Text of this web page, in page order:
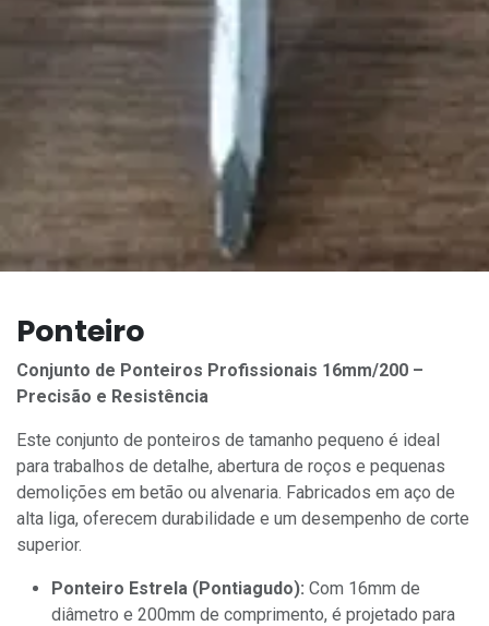
Ponteiro
Conjunto de Ponteiros Profissionais 16mm/200 –
Precisão e Resistência
Este conjunto de ponteiros de tamanho pequeno é ideal
para trabalhos de detalhe, abertura de roços e pequenas
demolições em betão ou alvenaria. Fabricados em aço de
alta liga, oferecem durabilidade e um desempenho de corte
superior.
Ponteiro Estrela (Pontiagudo): Com 16mm de
diâmetro e 200mm de comprimento, é projetado para